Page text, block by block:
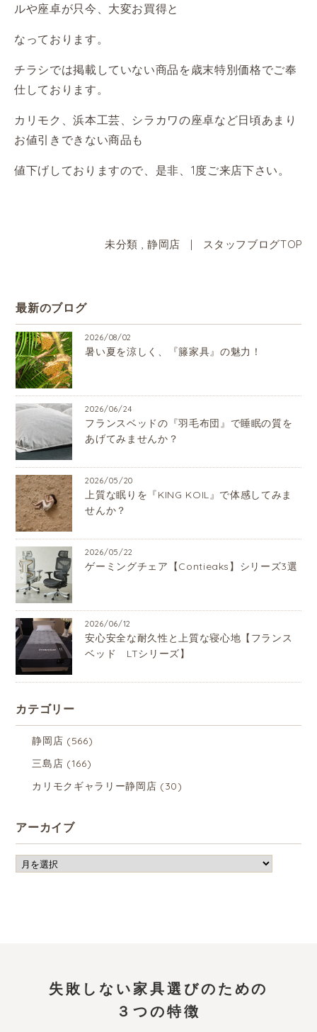
ルや座卓が只今、大変お買得と
なっております。
チラシでは掲載していない商品を歳末特別価格でご奉
仕しております。
カリモク、浜本工芸、シラカワの座卓など日頃あまり
お値引きできない商品も
値下げしておりますので、是非、1度ご来店下さい。
未分類 静岡店 | スタッフブログTOP
最新のブログ
2026/08/02
暑い夏を涼しく、『籐家具』の魅力！
2026/06/24
フランスベッドの『羽毛布団』で睡眠の質を
あげてみませんか？
2026/05/20
上質な眠りを『KING KOIL』で体感してみま
せんか？
2026/05/22
ゲーミングチェア【Contieaks】シリーズ3選
2026/06/12
安心安全な耐久性と上質な寝心地【フランス
ベッド LTシリーズ】
カテゴリー
静岡店 (566)
三島店 (166)
カリモクギャラリー静岡店 (30)
アーカイブ
失敗しない家具選びのための
３つの特徴